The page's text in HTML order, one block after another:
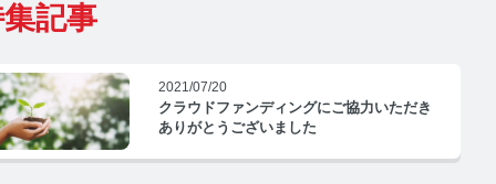
記事
2021/07/20
クラウドファンディングにご協力いただき
ありがとうございました